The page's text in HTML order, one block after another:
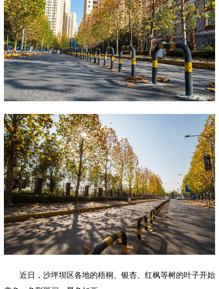
近日，沙坪坝区各地的梧桐、银杏、红枫等树的叶子开始